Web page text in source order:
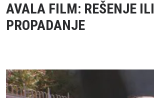
AVALA FILM: REŠENJE ILI
PROPADANJE